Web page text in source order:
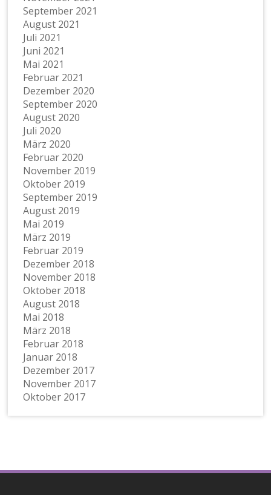
September 2021
August 2021
Juli 2021
Juni 2021
Mai 2021
Februar 2021
Dezember 2020
September 2020
August 2020
Juli 2020
März 2020
Februar 2020
November 2019
Oktober 2019
September 2019
August 2019
Mai 2019
März 2019
Februar 2019
Dezember 2018
November 2018
Oktober 2018
August 2018
Mai 2018
März 2018
Februar 2018
Januar 2018
Dezember 2017
November 2017
Oktober 2017